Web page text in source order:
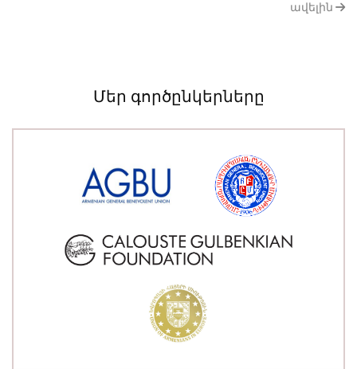
ավելին
Մեր գործընկերները